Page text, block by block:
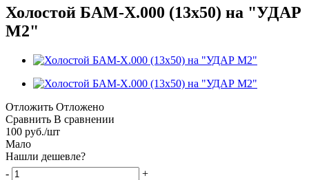
Холостой БАМ-Х.000 (13х50) на "УДАР
М2"
Отложить Отложено
Сравнить В сравнении
100 руб./шт
Мало
Нашли дешевле?
-
+